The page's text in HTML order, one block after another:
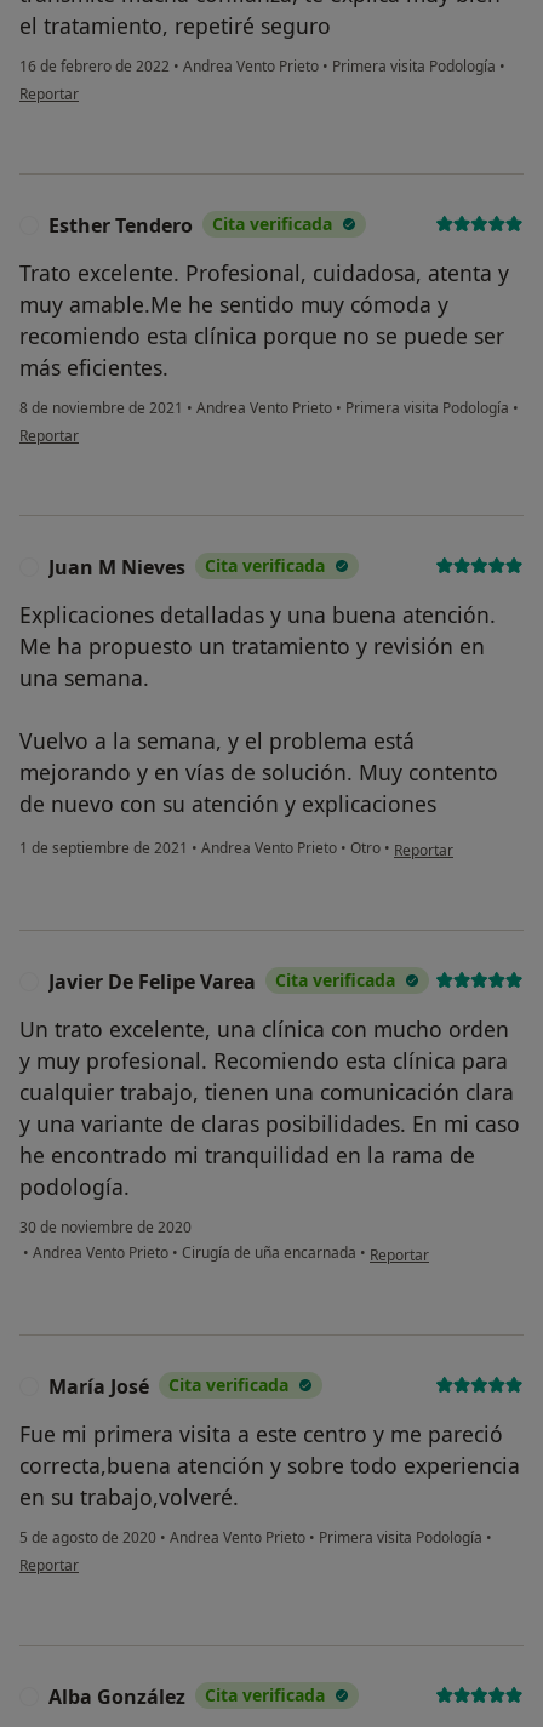
el tratamiento, repetiré seguro
16 de febrero de 2022 • Andrea Vento Prieto • Primera visita Podología •
en opinión del usuario Amparo
Reportar
Esther Tendero Cita verificada
Trato excelente. Profesional, cuidadosa, atenta y
muy amable.Me he sentido muy cómoda y
recomiendo esta clínica porque no se puede ser
más eficientes.
8 de noviembre de 2021 • Andrea Vento Prieto • Primera visita Podología •
en opinión del usuario Esther Tendero
Reportar
Juan M Nieves Cita verificada
Explicaciones detalladas y una buena atención.
Me ha propuesto un tratamiento y revisión en
una semana.
Vuelvo a la semana, y el problema está
mejorando y en vías de solución. Muy contento
de nuevo con su atención y explicaciones
1 de septiembre de 2021 • Andrea Vento Prieto • Otro • en opinión del
Reportar
Javier De Felipe Varea Cita verificada
Un trato excelente, una clínica con mucho orden
y muy profesional. Recomiendo esta clínica para
cualquier trabajo, tienen una comunicación clara
y una variante de claras posibilidades. En mi caso
he encontrado mi tranquilidad en la rama de
podología.
30 de noviembre de 2020
• Andrea Vento Prieto • Cirugía de uña encarnada • en opinión del usuario
Reportar
María José Cita verificada
Fue mi primera visita a este centro y me pareció
correcta,buena atención y sobre todo experiencia
en su trabajo,volveré.
5 de agosto de 2020 • Andrea Vento Prieto • Primera visita Podología •
en opinión del usuario María José
Reportar
Alba González Cita verificada